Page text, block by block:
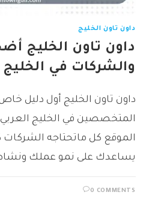
داون تاون الخليج
داون تاون الخليج
والشركات في الخليج
داون تاون الخليج أول دليل
المتخصصين في الخليج العربي
الموقع كل ماتحتاجه
يساعدك على نمو عملك
0 COMMENTS